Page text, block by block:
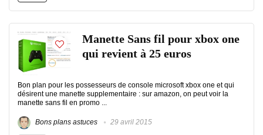
Manette Sans fil pour xbox one
qui revient à 25 euros
Bon plan pour les possesseurs de console microsoft xbox one et qui
désirent une manette supplementaire : sur amazon, on peut voir la
manette sans fil en promo ...
Bons plans astuces 29 avril 2015